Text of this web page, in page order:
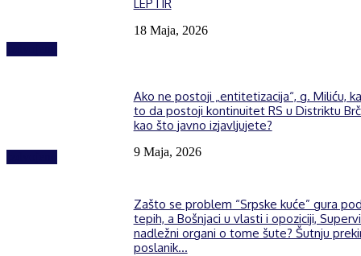
LEPTIR
18 Maja, 2026
Ako ne postoji „entitetizacija“, g. Miliću,
to da postoji kontinuitet RS u Distriktu
kao što javno izjavljujete?
9 Maja, 2026
Zašto se problem “Srpske kuće” gura
tepih, a Bošnjaci u vlasti i opoziciji,
nadležni organi o tome šute? Šutnju
poslanik...